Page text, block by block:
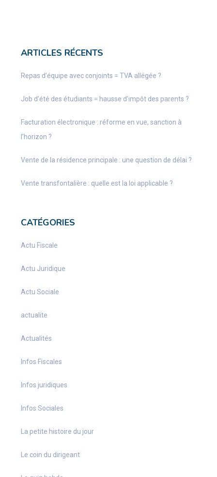
ARTICLES RÉCENTS
Repas d’équipe avec conjoints = TVA allégée ?
Job d’été des étudiants = hausse d’impôt des parents ?
Facturation électronique : réforme en vue, sanction à
l’horizon ?
Vente de la résidence principale : une question de délai ?
Vente transfontalière : quelle est la loi applicable ?
CATÉGORIES
Actu Fiscale
Actu Juridique
Actu Sociale
actualite
Actualités
Infos Fiscales
Infos juridiques
Infos Sociales
La petite histoire du jour
Le coin du dirigeant